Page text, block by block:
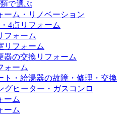
で選ぶ
ーム・リノベーション
4点リフォーム
フォーム
リフォーム
器の交換リフォーム
ォーム
ト・給湯器の故障・修理・交換
グヒーター・ガスコンロ
ーム
ーム